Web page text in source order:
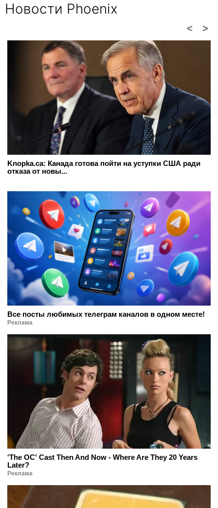
Новости Phoenix
>
<
Knopka.ca: Канада готова пойти на уступки США ради
отказа от новы...
Все посты любимых телеграм каналов в одном месте!
Реклама
'The OC' Cast Then And Now - Where Are They 20 Years
Later?
Реклама